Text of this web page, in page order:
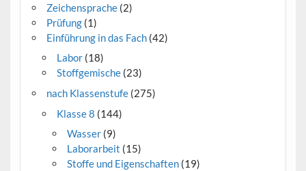
Zeichensprache(2)
Prüfung(1)
Einführung in das Fach(42)
Labor(18)
Stoffgemische(23)
nach Klassenstufe(275)
Klasse 8 (144)
Wasser (9)
Laborarbeit (15)
Stoffe und Eigenschaften (19)